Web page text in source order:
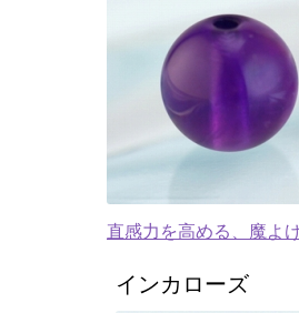
直感力を高める、魔よ
インカローズ